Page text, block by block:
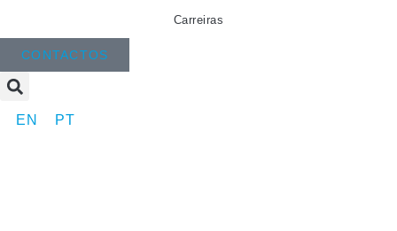
Carreiras
CONTACTOS
EN PT